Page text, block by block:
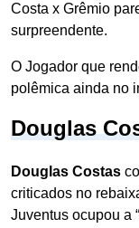
Costa x Grêmio
surpreendente.
O Jogador que
polêmica ainda no
Douglas
Douglas Costas
criticados no
Juventus ocupou a